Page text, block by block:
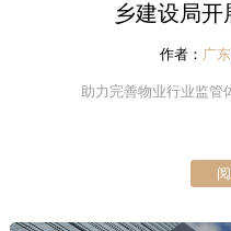
乡建设局开
作者： 广
助力完善物业行业监管